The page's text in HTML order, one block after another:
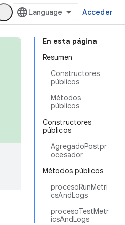
Acceder
En esta página
Resumen
Constructores
públicos
Métodos
públicos
Constructores
públicos
AgregadoPostpr
ocesador
Métodos públicos
procesoRunMetri
csAndLogs
procesoTestMetr
icsAndLogs